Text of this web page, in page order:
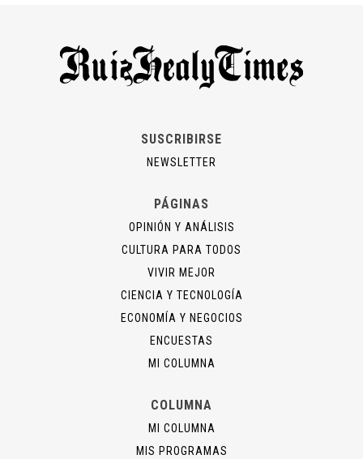
SUSCRIBIRSE
NEWSLETTER
PÁGINAS
OPINIÓN Y ANÁLISIS
CULTURA PARA TODOS
VIVIR MEJOR
CIENCIA Y TECNOLOGÍA
ECONOMÍA Y NEGOCIOS
ENCUESTAS
MI COLUMNA
COLUMNA
MI COLUMNA
MIS PROGRAMAS